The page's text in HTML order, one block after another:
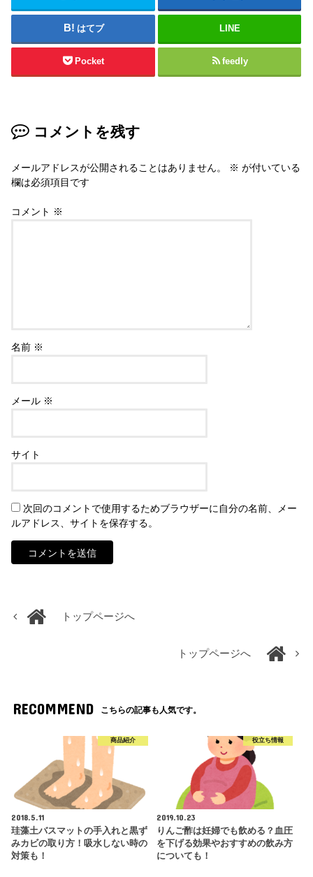
はてブ LINE
Pocket feedly
コメントを残す
メールアドレスが公開されることはありません。 ※ が付いている
欄は必須項目です
コメント ※
名前 ※
メール ※
サイト
次回のコメントで使用するためブラウザーに自分の名前、メー
ルアドレス、サイトを保存する。
トップページへ
トップページへ
RECOMMEND こちらの記事も人気です。
商品紹介
2018.5.11
珪藻土バスマットの手入れと黒ず
みカビの取り方！吸水しない時の
対策も！
役立ち情報
2019.10.23
りんご酢は妊婦でも飲める？血圧
を下げる効果やおすすめの飲み方
についても！